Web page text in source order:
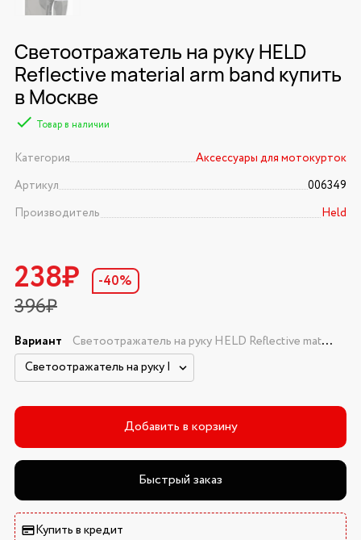
Светоотражатель на руку HELD
Reflective material arm band купить
в Москве
Товар в наличии
Категория
Аксессуары для мотокурток
Артикул
006349
Производитель
Held
238₽
396₽
-40%
Вариант Светоотражатель на руку HELD Reflective material arm band (S)
Добавить в корзину
Быстрый заказ
Купить в кредит